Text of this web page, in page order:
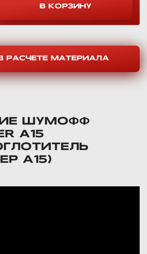
РАСЧЕТЕ МАТЕРИАЛА
ШУМОФФ
А15
А15)